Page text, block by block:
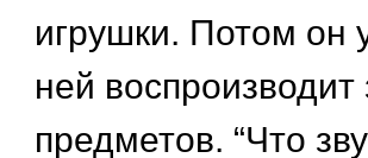
игрушки. Потом он
ней
предметов. “Что